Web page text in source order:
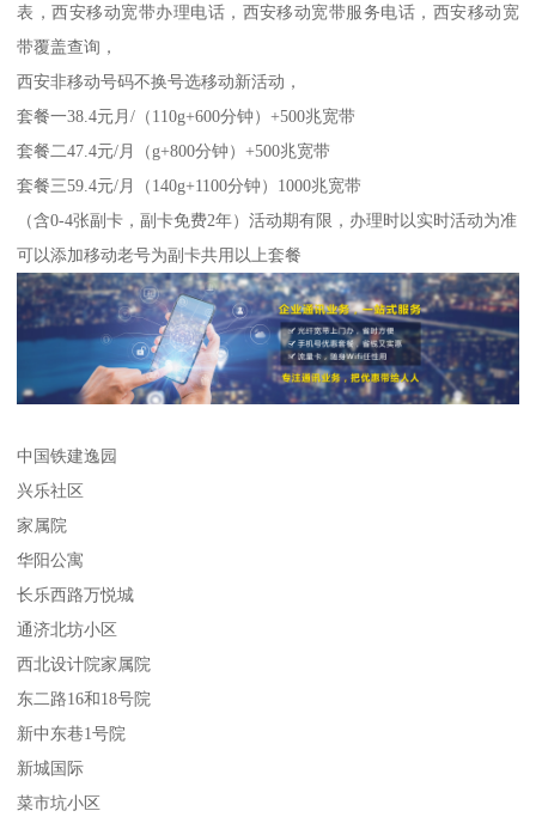
表，西安移动宽带办理电话，西安移动宽带服务电话，西安移动宽
带覆盖查询，
西安非移动号码不换号选移动新活动，
套餐一38.4元月/（110g+600分钟）+500兆宽带
套餐二47.4元/月（g+800分钟）+500兆宽带
套餐三59.4元/月（140g+1100分钟）1000兆宽带
（含0-4张副卡，副卡免费2年）活动期有限，办理时以实时活动为准
可以添加移动老号为副卡共用以上套餐
中国铁建逸园
兴乐社区
家属院
华阳公寓
长乐西路万悦城
通济北坊小区
西北设计院家属院
东二路16和18号院
新中东巷1号院
新城国际
菜市坑小区